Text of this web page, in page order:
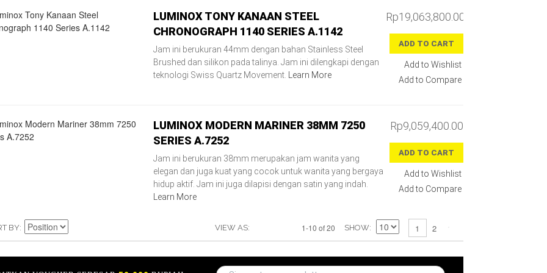
LUMINOX TONY KANAAN STEEL
CHRONOGRAPH 1140 SERIES A.1142
Rp19,063,800.00
ADD TO CART
Add to Wishlist
Add to Compare
Jam ini berukuran 44mm dengan bahan Stainless Steel
Brushed dan silikon pada talinya. Jam ini dilengkapi dengan
teknologi Swiss Quartz Movement.
Learn More
LUMINOX MODERN MARINER 38MM 7250
SERIES A.7252
Rp9,059,400.00
ADD TO CART
Add to Wishlist
Add to Compare
Jam ini berukuran 38mm merupakan jam wanita yang
elegan dan juga kuat yang cocok untuk wanita yang bergaya
hidup aktif. Jam ini juga dilapisi dengan satin yang indah.
Learn More
BY VIEW AS 1-10 of 20 SHOW 1 2